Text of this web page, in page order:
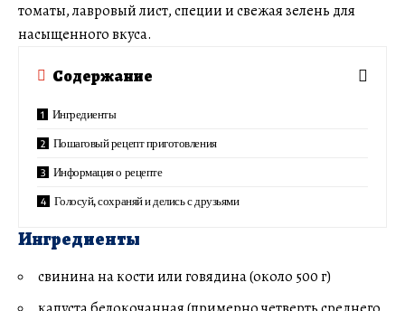
томаты, лавровый лист, специи и свежая зелень для
насыщенного вкуса.
Содержание
Ингредиенты
Пошаговый рецепт приготовления
Информация о рецепте
Голосуй, сохраняй и делись с друзьями
Ингредиенты
свинина на кости или говядина (около 500 г)